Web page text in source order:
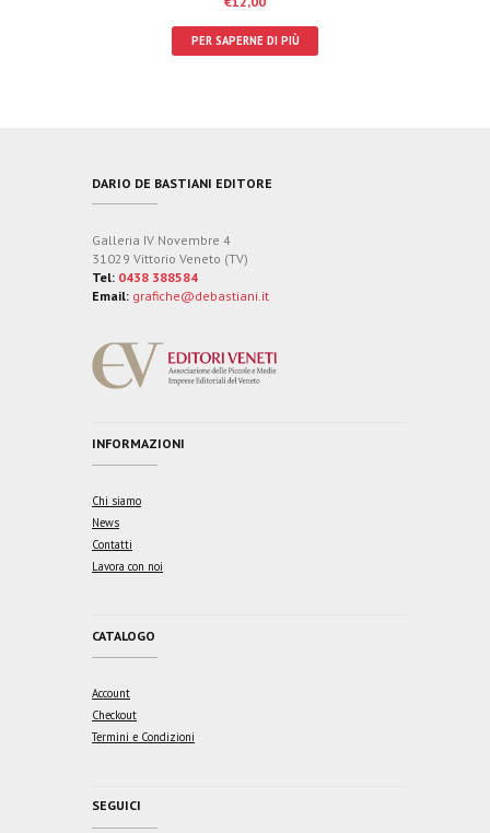
PER SAPERNE DI PIÙ
DARIO DE BASTIANI EDITORE
Galleria IV Novembre 4
31029 Vittorio Veneto (TV)
Tel: 0438 388584
Email: grafiche@debastiani.it
INFORMAZIONI
Chi siamo
News
Contatti
Lavora con noi
CATALOGO
Account
Checkout
Termini e Condizioni
SEGUICI